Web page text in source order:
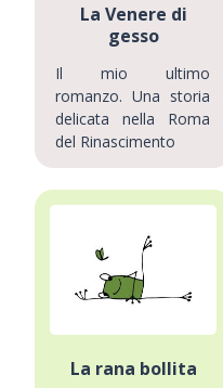
La Venere di
gesso
Il mio ultimo
romanzo. Una storia
delicata nella Roma
del Rinascimento
La rana bollita